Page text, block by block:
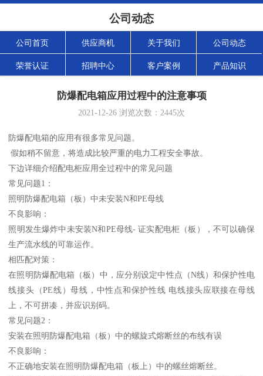
公司动态
公司首页 供应商机 关于我们 公司动态
荣誉认证 招聘中心 客户案例 产品知识
防爆配电箱应用过程中的注意事项
2021-12-26 浏览次数： 2445次
防爆配电箱的应用有很多常见问题。
假如稍不留意，将造成比较严重的电力工程安全事故。
下边详细介绍配电柜应用全过程中的常见问题
常见问题1：
照明防爆配电箱（板）中未安装N和PE母线
不良影响：
照明发生爆炸中未安装N和PE母线- 证实配电柜（板），不可以确保
生产流水线的可靠运作。
相匹配对策：
在照明防爆配电箱（板）中，应分别设定中性点（N线）和保护性电
线接头（PE线）母线，中性点和保护性线 电线接头应联接在母线
上，不可拼凑，并应识别码。
常见问题2：
安装在照明防爆配电箱（板）中的螺旋式熔断丝的布线有误
不良影响：
不正确地安装在照明防爆配电箱（板上）中的螺丝熔断丝。